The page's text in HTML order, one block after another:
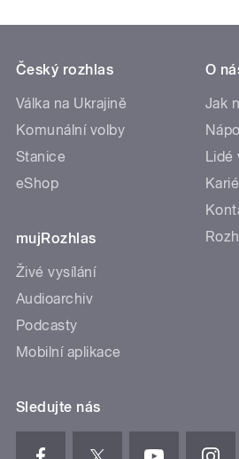
Český rozhlas
Válka na Ukrajině
Komunální volby
Stanice
eShop
mujRozhlas
Živé vysílání
Audioarchiv
Podcasty
Mobilní aplikace
O
Jak
Lidé
Sledujte nás